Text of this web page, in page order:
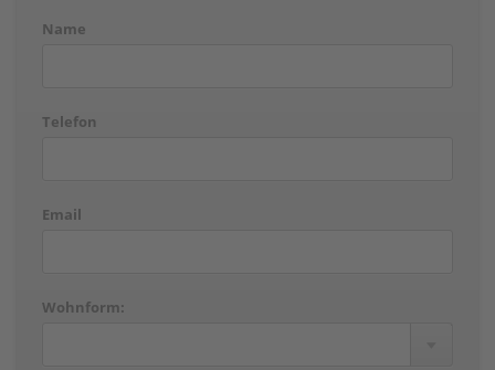
Name
Telefon
Email
Wohnform: